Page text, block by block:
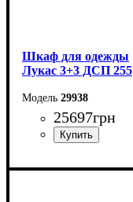
Шкаф для одежды
Лукас 3+3 ДСП 255
29938
25697грн
Ширина: 255 см